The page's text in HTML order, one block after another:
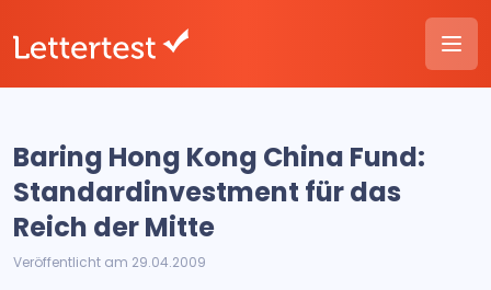
Baring Hong Kong China Fund:
Standardinvestment für das
Reich der Mitte
Veröffentlicht am 29.04.2009